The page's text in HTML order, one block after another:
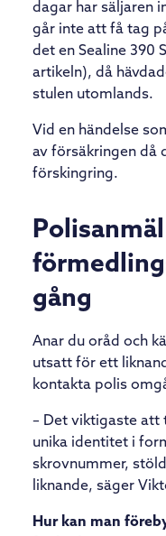
dagar har säljaren
går inte att få tag
det en Sealine 390
artikeln), då
stulen utomlands.
Vid en händelse
av försäkringen då
förskingring.
Polisanmäl
gång
Anar du oråd och
utsatt för ett
kontakta polis
– Det viktigaste att
unika identitet i
skrovnummer,
liknande, säger
Hur kan man